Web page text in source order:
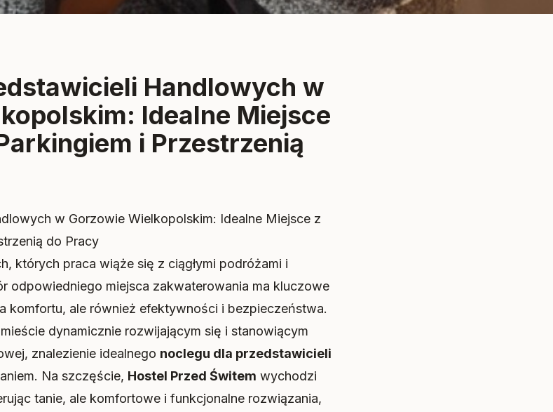
Handlowych w
Idealne Miejsce
i Przestrzenią
w Gorzowie Wielkopolskim: Idealne Miejsce z
do Pracy
których praca wiąże się z ciągłymi podróżami i
odpowiedniego miejsca zakwaterowania ma kluczowe
komfortu, ale również efektywności i bezpieczeństwa.
dynamicznie rozwijającym się i stanowiącym
znalezienie idealnego noclegu dla przedstawicieli
Na szczęście, Hostel Przed Świtem wychodzi
tanie, ale komfortowe i funkcjonalne rozwiązania,